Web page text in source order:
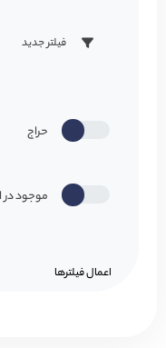
فیلتر جدید
حراج
موجود در
اعمال فیلتر‌ها